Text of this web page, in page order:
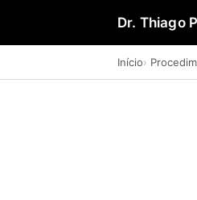
Dr. Thiago
Início